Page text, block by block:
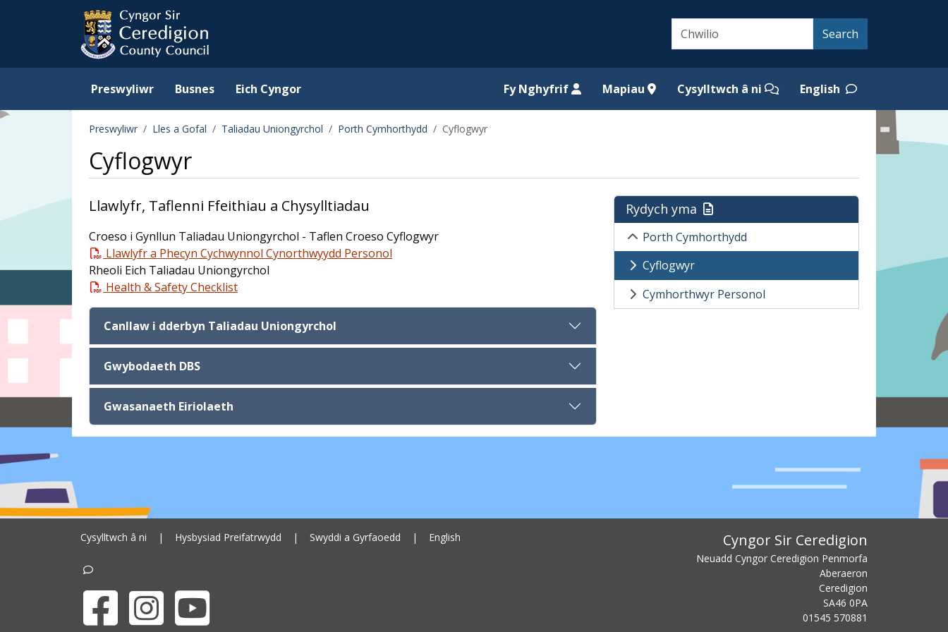
Skip to main content
Ceredigion County Council website Search Search
Preswyliwr Busnes Eich Cyngor Fy Nghyfrif Mapiau Cysylltwch â ni English
Preswyliwr Lles a Gofal Taliadau Uniongyrchol Porth Cymhorthydd Cyflogwyr
Cyflogwyr
Llawlyfr, Taflenni Ffeithiau a Chysylltiadau
Croeso i Gynllun Taliadau Uniongyrchol - Taflen Croeso Cyflogwyr
Llawlyfr a Phecyn Cychwynnol Cynorthwyydd Personol
Rheoli Eich Taliadau Uniongyrchol
Health & Safety Checklist
Canllaw i dderbyn Taliadau Uniongyrchol
Gwybodaeth DBS
Gwasanaeth Eiriolaeth
Rydych yma
Porth Cymhorthydd
Cyflogwyr
Cymhorthwyr Personol
Cysylltwch â ni | Hysbysiad Preifatrwydd | Swyddi a Gyrfaoedd | English
FacebookInstagramYouTube
Cyngor Sir Ceredigion
Neuadd Cyngor Ceredigion Penmorfa
Aberaeron
Ceredigion
SA46 0PA
01545 570881